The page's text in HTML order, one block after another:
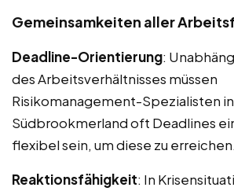
Gemeinsamkeiten aller
Deadline-Orientierung:
des Arbeitsverhältnisses müssen
Risikomanagement-Spezialisten in
Südbrookmerland oft Deadlines
flexibel sein, um diese zu erreichen.
Reaktionsfähigkeit: In